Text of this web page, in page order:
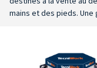
mains et des pieds.
des râpes, des pierres